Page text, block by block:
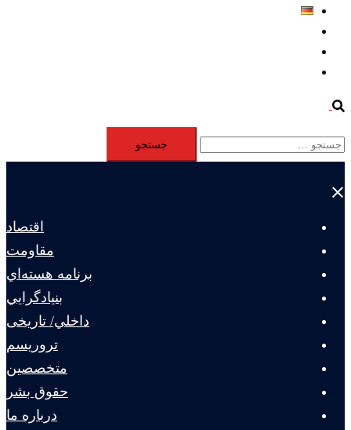
Search
جستجو
برای:
Close
اقتصاد
مقاومت
برنامه هسته‌اي
بنيادگرايي
داخلي/ تاریخی
تروريسم
متخصصين
حقوق بشر
درباره ما